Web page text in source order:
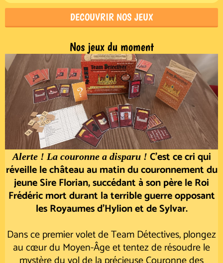
DECOUVRIR NOS JEUX
Nos jeux du moment
Alerte ! La couronne a disparu ! C'est ce cri qui
réveille le château au matin du couronnement du
jeune Sire Florian, succédant à son père le Roi
Frédéric mort durant la terrible guerre opposant
les Royaumes d'Hylion et de Sylvar.
Dans ce premier volet de Team Détectives, plongez
au cœur du Moyen-Âge et tentez de résoudre le